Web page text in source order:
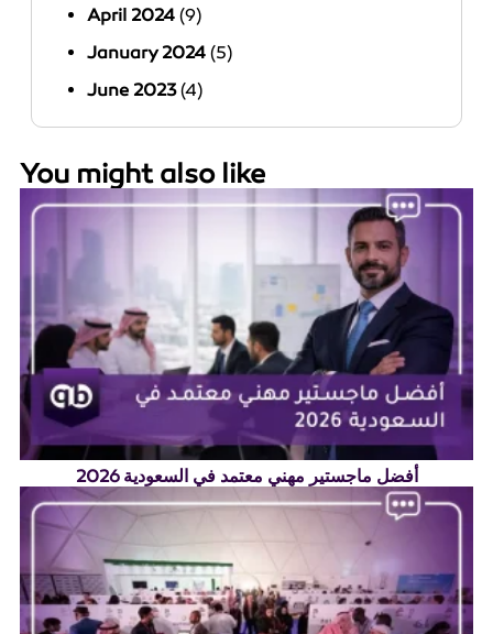
April 2024 (9)
January 2024 (5)
June 2023(4)
You might also like
أفضل ماجستير مهني معتمد في السعودية 2026